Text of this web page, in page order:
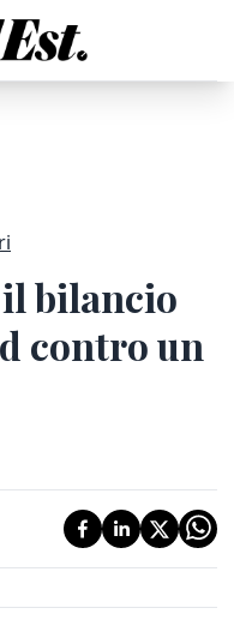
il bilancio
contro un